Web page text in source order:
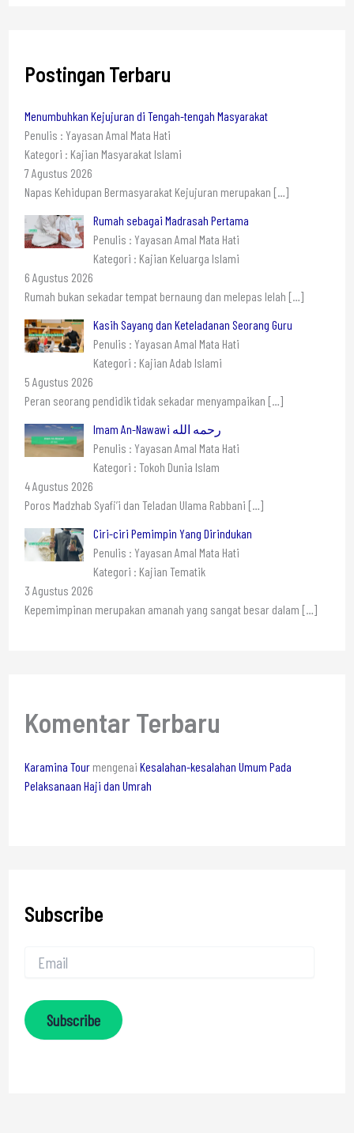
Postingan Terbaru
Menumbuhkan Kejujuran di Tengah-tengah Masyarakat
Penulis : Yayasan Amal Mata Hati
Kategori : Kajian Masyarakat Islami
7 Agustus 2026
Napas Kehidupan Bermasyarakat Kejujuran merupakan […]
Rumah sebagai Madrasah Pertama
Penulis : Yayasan Amal Mata Hati
Kategori : Kajian Keluarga Islami
6 Agustus 2026
Rumah bukan sekadar tempat bernaung dan melepas lelah […]
Kasih Sayang dan Keteladanan Seorang Guru
Penulis : Yayasan Amal Mata Hati
Kategori : Kajian Adab Islami
5 Agustus 2026
Peran seorang pendidik tidak sekadar menyampaikan […]
Imam An-Nawawi رحمه الله
Penulis : Yayasan Amal Mata Hati
Kategori : Tokoh Dunia Islam
4 Agustus 2026
Poros Madzhab Syafi’i dan Teladan Ulama Rabbani […]
Ciri-ciri Pemimpin Yang Dirindukan
Penulis : Yayasan Amal Mata Hati
Kategori : Kajian Tematik
3 Agustus 2026
Kepemimpinan merupakan amanah yang sangat besar dalam […]
Komentar Terbaru
Karamina Tourmengenai Kesalahan-kesalahan Umum Pada
Pelaksanaan Haji dan Umrah
Subscribe
Subscribe